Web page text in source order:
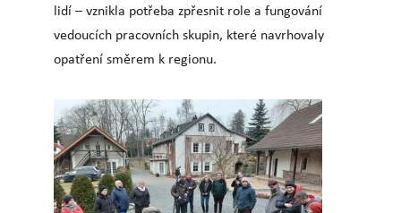
lidí – vznikla potřeba zpřesnit role a fungování
vedoucích pracovních skupin, které navrhovaly
opatření směrem k regionu.